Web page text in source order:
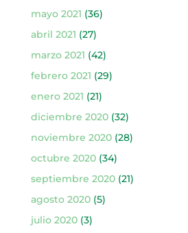
mayo 2021 (36)
abril 2021 (27)
marzo 2021 (42)
febrero 2021 (29)
enero 2021 (21)
diciembre 2020(32)
noviembre 2020(28)
octubre 2020(34)
septiembre 2020(21)
agosto 2020(5)
julio 2020(3)